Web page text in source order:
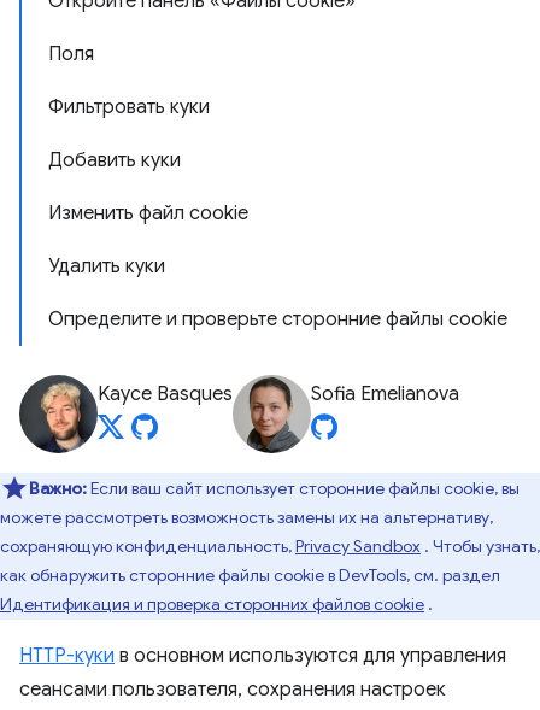
Поля
Фильтровать куки
Добавить куки
Изменить файл cookie
Удалить куки
Определите и проверьте сторонние файлы cookie
Kayce Basques Sofia Emelianova
Важно:Если ваш сайт использует сторонние файлы cookie, вы
можете рассмотреть возможность замены их на альтернативу,
сохраняющую конфиденциальность,Privacy Sandbox . Чтобы узнать,
как обнаружить сторонние файлы cookie в DevTools, см. раздел
Идентификация и проверка сторонних файлов cookie .
HTTP-куки в основном используются для управления
сеансами пользователя, сохранения настроек